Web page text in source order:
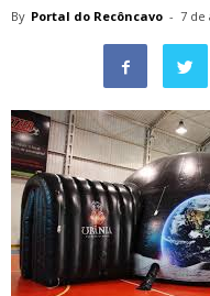
By Portal do Recôncavo - 7 de